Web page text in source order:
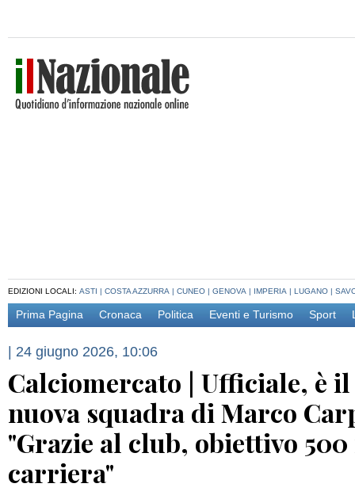
EDIZIONI LOCALI: ASTI | COSTA AZZURRA | CUNEO | GENOVA | IMPERIA | LUGANO |
Prima Pagina Cronaca Politica Eventi e Turismo Sport
| 24 giugno 2026, 10:06
Calciomercato | Ufficiale, è
nuova squadra di Marco
"Grazie al club, obiettivo
carriera"